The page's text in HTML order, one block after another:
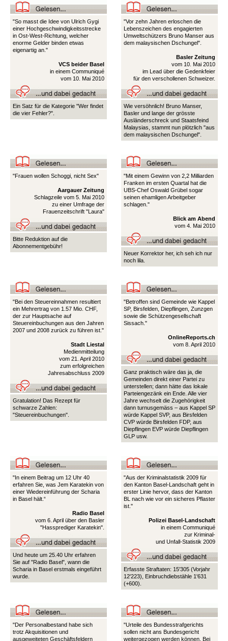
"So masst die Idee von Ulrich Gygi
einer Hochgeschwindigkeitsstrecke
in Ost-West-Richtung, welcher
enorme Gelder binden etwas
eigenartig an."
VCS beider Basel
in einem Communiqué
vom 10. Mai 2010
Ein Satz für die Kategorie "Wer findet
die vier Fehler?".
"Vor zehn Jahren erloschen die
Lebenszeichen des engagierten
Umweltschützers Bruno Manser aus
dem malaysischen Dschungel".
Basler Zeitung
vom 10. Mai 2010
im Lead über die Gedenkfeier
für den verschollenen Schweizer.
Wie versöhnlich! Bruno Manser,
Basler und lange der grösste
Ausländerschreck und Staatsfeind
Malaysias, stammt nun plötzlich "aus
dem malaysischen Dschungel".
"Frauen wollen Schoggi, nicht Sex"
Aargauer Zeitung
Schlagzeile vom 5. Mai 2010
zu einer Umfrage der
Frauenzeitschrift "Laura"
Bitte Reduktion auf die
Abonnementgebühr!
"Mit einem Gewinn von 2,2 Milliarden
Franken im ersten Quartal hat die
UBS-Chef Oswald Grübel sogar
seinen ehamligen Arbeitgeber
schlagen."
Blick am Abend
vom 4. Mai 2010
Neuer Korrektor her, ich seh ich nur
noch lila.
"Bei den Steuereinnahmen resultiert
ein Mehrertrag von 1.57 Mio. CHF,
der zur Hauptsache auf
Steuereinbuchungen aus den Jahren
2007 und 2008 zurück zu führen ist."
Stadt Liestal
Medienmitteilung
vom 21. April 2010
zum erfolgreichen
Jahresabschluss 2009
Gratulation! Das Rezept für
schwarze Zahlen:
"Steuereinbuchungen".
"Betroffen sind Gemeinde wie Kappel
SP, Birsfelden, Diepflingen, Zunzgen
sowie die Schützengesellschaft
Sissach."
OnlineReports.ch
vom 8. April 2010
Ganz praktisch wäre das ja, die
Gemeinden direkt einer Partei zu
unterstellen; dann hätte das lokale
Parteiengezänk ein Ende. Alle vier
Jahre wechselt die Zugehörigkeit
dann turnusgemäss – aus Kappel SP
würde Kappel SVP, aus Birsfelden
CVP würde Birsfelden FDP, aus
Diepflingen EVP würde Diepflingen
GLP usw.
"In einem Beitrag um 12 Uhr 40
erfahren Sie, was Jem Karatekin von
einer Wiedereinführung der Scharia
in Basel hält.“
Radio Basel
vom 6. April über den Basler
"Hassprediger Karatekin".
Und heute um 25.40 Uhr erfahren
Sie auf "Radio Basel", wann die
Scharia in Basel erstmals eingeführt
wurde.
"Aus der Kriminalstatistik 2009 für
den Kanton Basel-Landschaft geht in
erster Linie hervor, dass der Kanton
BL nach wie vor ein sicheres Pflaster
ist."
Polizei Basel-Landschaft
in einem Communiqué
zur Kriminal-
und Unfall-Statistik 2009
Erfasste Straftaten: 15'305 (Vorjahr
12'223), Einbruchdiebstähle 1'631
(+600).
"Der Personalbestand habe sich
trotz Akquisitionen und
ausgeweiteten Geschäftsfeldern
"Urteile des Bundesstrafgerichts
sollen nicht ans Bundesgericht
weitergezogen werden können. Bei